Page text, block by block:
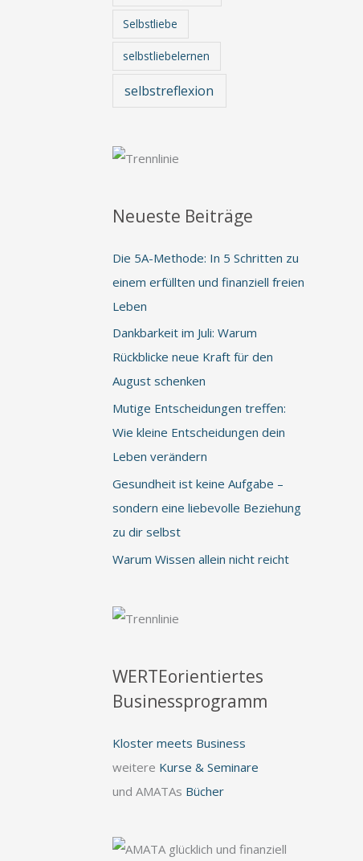
Selbstliebe
selbstliebelernen
selbstreflexion
Neueste Beiträge
Die 5A-Methode: In 5 Schritten zu
einem erfüllten und finanziell freien
Leben
Dankbarkeit im Juli: Warum
Rückblicke neue Kraft für den
August schenken
Mutige Entscheidungen treffen:
Wie kleine Entscheidungen dein
Leben verändern
Gesundheit ist keine Aufgabe –
sondern eine liebevolle Beziehung
zu dir selbst
Warum Wissen allein nicht reicht
WERTEorientiertes
Businessprogramm
Kloster meets Business
weitere Kurse & Seminare
und AMATAs Bücher